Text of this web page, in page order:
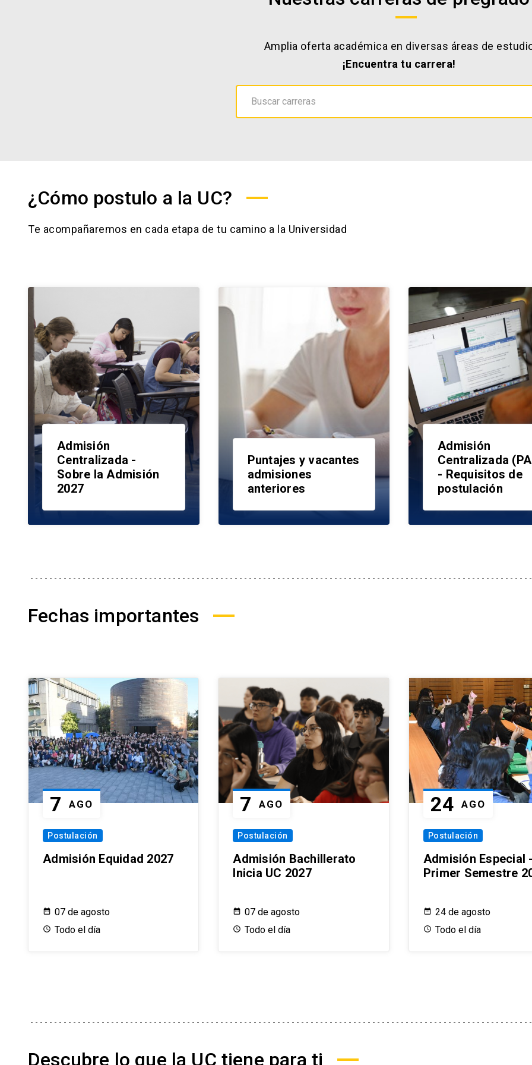
Amplia oferta académica en diversas áreas de
¡Encuentra tu carrera!
Buscar carreras
¿Cómo postulo a la UC?
Te acompañaremos en cada etapa de tu camino a la Universidad
Admisión
Centralizada -
Sobre la Admisión
2027
Puntajes y vacantes
admisiones
anteriores
Admisión
Centralizada
- Requisitos de
postulación
Fechas importantes
Postulación
Admisión Equidad 2027
7 AGO
07 de agosto
Todo el día
Postulación
Admisión Bachillerato
Inicia UC 2027
7 AGO
07 de agosto
Todo el día
Postulación
Admisión Especial
Primer Semestre
24 AGO
24 de agosto
Todo el día
Descubre lo que la UC tiene para ti